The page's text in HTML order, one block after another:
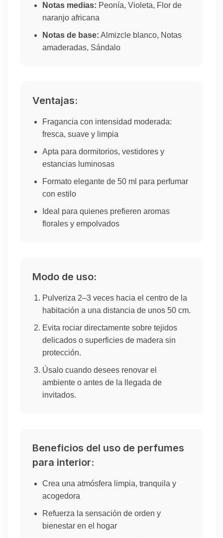
Notas medias: Peonía, Violeta, Flor de
naranjo africana
Notas de base: Almizcle blanco, Notas
amaderadas, Sándalo
Ventajas:
Fragancia con intensidad moderada:
fresca, suave y limpia
Apta para dormitorios, vestidores y
estancias luminosas
Formato elegante de 50 ml para perfumar
con estilo
Ideal para quienes prefieren aromas
florales y empolvados
Modo de uso:
Pulveriza 2–3 veces hacia el centro de la
habitación a una distancia de unos 50 cm.
Evita rociar directamente sobre tejidos
delicados o superficies de madera sin
protección.
Úsalo cuando desees renovar el
ambiente o antes de la llegada de
invitados.
Beneficios del uso de perfumes
para interior:
Crea una atmósfera limpia, tranquila y
acogedora
Refuerza la sensación de orden y
bienestar en el hogar